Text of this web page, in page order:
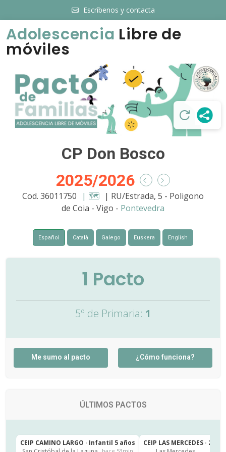
Escríbenos y contacta
Adolescencia Libre de
móviles
CP Don Bosco
2025/2026
Cod. 36011750 | 🗺️ | RU/Estrada, 5 - Poligono
de Coia - Vigo - Pontevedra
Español Català Galego Euskera English
1 Pacto
5º de Primaria: 1
Me sumo al pacto ¿Cómo funciona?
ÚLTIMOS PACTOS
CEIP CAMINO LARGO · Infantil 5 años
CEIP LAS MERCEDES · 2º